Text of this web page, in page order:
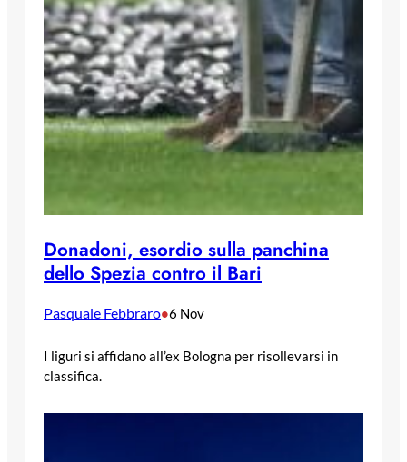
Donadoni, esordio sulla panchina
dello Spezia contro il Bari
Pasquale Febbraro•6 Nov
I liguri si affidano all’ex Bologna per risollevarsi in
classifica.